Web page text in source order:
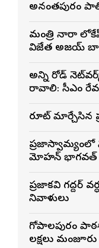
అనంతపురం
మంత్రి నారా
విజేత అజయ్
అన్ని రోడ్
రావాలి: సీఎం
రూట్ మార్చేసిన
ప్రజాస్వామ్యంలో
మోహన్ భాగవత్
ప్రజాకవి గద్దర్‌
నివాళులు
గోపాల‌పురం